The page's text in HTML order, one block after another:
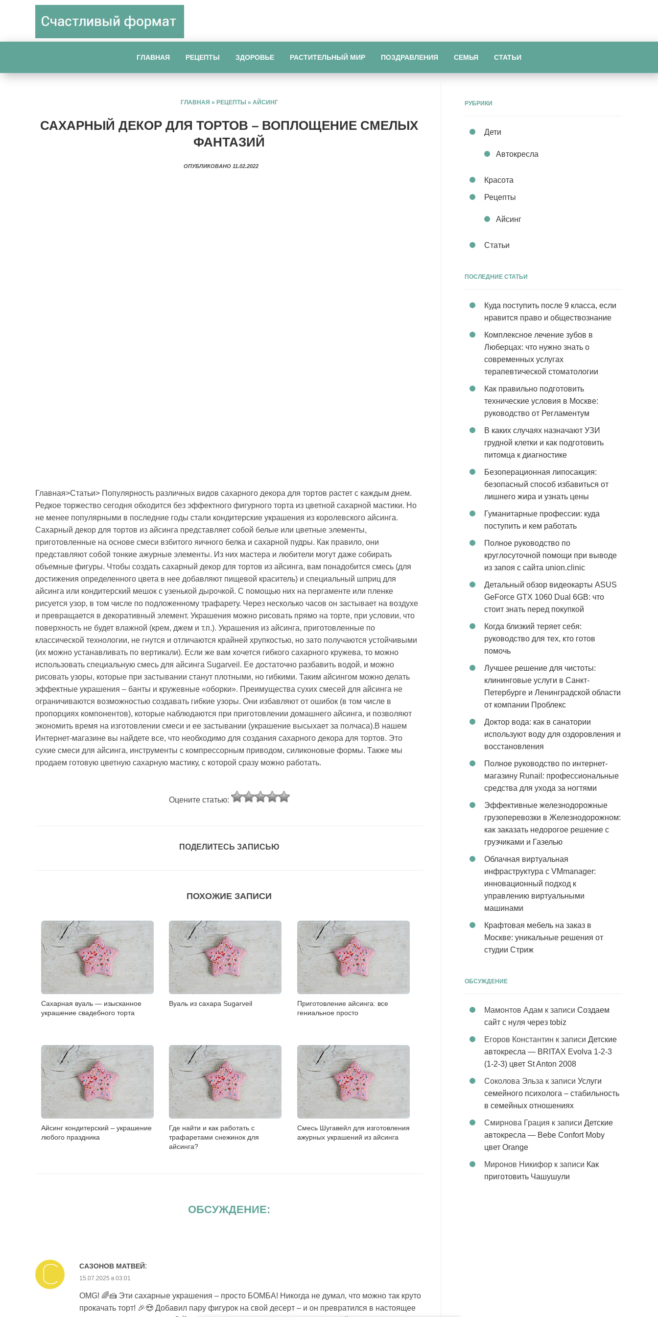
ГЛАВНАЯ РЕЦЕПТЫ ЗДОРОВЬЕ РАСТИТЕЛЬНЫЙ МИР ПОЗДРАВЛЕНИЯ СЕМЬЯ СТАТЬИ
ГЛАВНАЯ » РЕЦЕПТЫ » АЙСИНГ
САХАРНЫЙ ДЕКОР ДЛЯ ТОРТОВ – ВОПЛОЩЕНИЕ СМЕЛЫХ
ФАНТАЗИЙ
ОПУБЛИКОВАНО 11.02.2022
Главная>Статьи> Популярность различных видов сахарного декора для тортов растет с каждым днем.
Редкое торжество сегодня обходится без эффектного фигурного торта из цветной сахарной мастики. Но
не менее популярными в последние годы стали кондитерские украшения из королевского айсинга.
Сахарный декор для тортов из айсинга представляет собой белые или цветные элементы,
приготовленные на основе смеси взбитого яичного белка и сахарной пудры. Как правило, они
представляют собой тонкие ажурные элементы. Из них мастера и любители могут даже собирать
объемные фигуры. Чтобы создать сахарный декор для тортов из айсинга, вам понадобится смесь (для
достижения определенного цвета в нее добавляют пищевой краситель) и специальный шприц для
айсинга или кондитерский мешок с узенькой дырочкой. С помощью них на пергаменте или пленке
рисуется узор, в том числе по подложенному трафарету. Через несколько часов он застывает на воздухе
и превращается в декоративный элемент. Украшения можно рисовать прямо на торте, при условии, что
поверхность не будет влажной (крем, джем и т.п.). Украшения из айсинга, приготовленные по
классической технологии, не гнутся и отличаются крайней хрупкостью, но зато получаются устойчивыми
(их можно устанавливать по вертикали). Если же вам хочется гибкого сахарного кружева, то можно
использовать специальную смесь для айсинга Sugarveil. Ее достаточно разбавить водой, и можно
рисовать узоры, которые при застывании станут плотными, но гибкими. Таким айсингом можно делать
эффектные украшения – банты и кружевные «оборки». Преимущества сухих смесей для айсинга не
ограничиваются возможностью создавать гибкие узоры. Они избавляют от ошибок (в том числе в
пропорциях компонентов), которые наблюдаются при приготовлении домашнего айсинга, и позволяют
экономить время на изготовлении смеси и ее застывании (украшение высыхает за полчаса).В нашем
Интернет-магазине вы найдете все, что необходимо для создания сахарного декора для тортов. Это
сухие смеси для айсинга, инструменты с компрессорным приводом, силиконовые формы. Также мы
продаем готовую цветную сахарную мастику, с которой сразу можно работать.
Оцените статью:
ПОДЕЛИТЕСЬ ЗАПИСЬЮ
ПОХОЖИЕ ЗАПИСИ
Сахарная вуаль — изысканное
украшение свадебного торта
Вуаль из сахара Sugarveil
Приготовление айсинга: все
гениальное просто
Айсинг кондитерский – украшение
любого праздника
Где найти и как работать с
трафаретами снежинок для
айсинга?
Смесь Шугавейл для изготовления
ажурных украшений из айсинга
ОБСУЖДЕНИЕ:
САЗОНОВ МАТВЕЙ:
15.07.2025 в 03:01
OMG! 🌈🍰 Эти сахарные украшения – просто БОМБА! Никогда не думал, что можно так круто
прокачать торт! 🎉😍 Добавил пару фигурок на свой десерт – и он превратился в настоящее
РУБРИКИ
Дети
Автокресла
Красота
Рецепты
Айсинг
Статьи
ПОСЛЕДНИЕ СТАТЬИ
Куда поступить после 9 класса, если
нравится право и обществознание
Комплексное лечение зубов в
Люберцах: что нужно знать о
современных услугах
терапевтической стоматологии
Как правильно подготовить
технические условия в Москве:
руководство от Регламентум
В каких случаях назначают УЗИ
грудной клетки и как подготовить
питомца к диагностике
Безоперационная липосакция:
безопасный способ избавиться от
лишнего жира и узнать цены
Гуманитарные профессии: куда
поступить и кем работать
Полное руководство по
круглосуточной помощи при выводе
из запоя с сайта union.clinic
Детальный обзор видеокарты ASUS
GeForce GTX 1060 Dual 6GB: что
стоит знать перед покупкой
Когда близкий теряет себя:
руководство для тех, кто готов
помочь
Лучшее решение для чистоты:
клининговые услуги в Санкт-
Петербурге и Ленинградской области
от компании Проблекс
Доктор вода: как в санатории
используют воду для оздоровления и
восстановления
Полное руководство по интернет-
магазину Runail: профессиональные
средства для ухода за ногтями
Эффективные железнодорожные
грузоперевозки в Железнодорожном:
как заказать недорогое решение с
грузчиками и Газелью
Облачная виртуальная
инфраструктура с VMmanager:
инновационный подход к
управлению виртуальными
машинами
Крафтовая мебель на заказ в
Москве: уникальные решения от
студии Стриж
ОБСУЖДЕНИЕ
Мамонтов Адам к записи Создаем
сайт с нуля через tobiz
Егоров Константин к записи Детские
автокресла — BRITAX Evolva 1-2-3
(1-2-3) цвет St Anton 2008
Соколова Эльза к записи Услуги
семейного психолога – стабильность
в семейных отношениях
Смирнова Грация к записи Детские
автокресла — Bebe Confort Moby
цвет Orange
Миронов Никифор к записи Как
приготовить Чашушули